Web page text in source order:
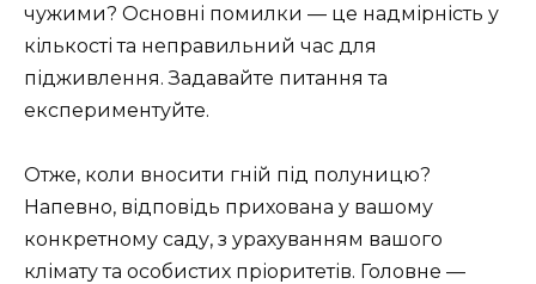
чужими? Основні помилки — це надмірність у
кількості та неправильний час для
підживлення. Задавайте питання та
експериментуйте.
Отже, коли вносити гній під полуницю?
Напевно, відповідь прихована у вашому
конкретному саду, з урахуванням вашого
клімату та особистих пріоритетів. Головне —